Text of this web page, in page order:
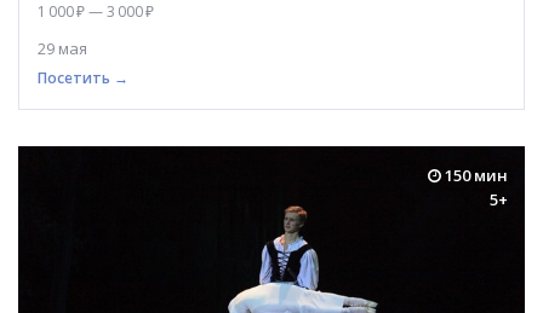
1 000 ₽ — 3 000 ₽
29 мая
Посетить →
150 мин
5+